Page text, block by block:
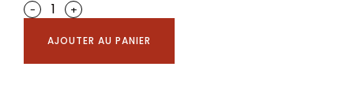
-
+
AJOUTER AU PANIER